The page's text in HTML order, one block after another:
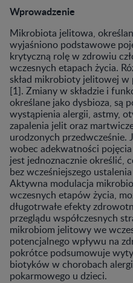
Wprowadzenie
Mikrobiota jelitowa,
wyjaśniono podstawowe
krytyczną rolę w zdrowiu
wczesnych etapach życia.
skład mikrobioty jelitowej w
[1]. Zmiany w składzie i
określane jako dysbioza, są
wystąpienia alergii, astmy,
zapalenia jelit oraz
urodzonych przedwcześnie.
wobec adekwatności
jest jednoznacznie określić,
bez wcześniejszego
Aktywna modulacja
wczesnych etapów życia,
długotrwałe efekty
przeglądu współczesnych
mikrobiom jelitowy we
potencjalnego wpływu na
pokrótce podsumowuje
biotyków w chorobach
pokarmowego u dzieci.